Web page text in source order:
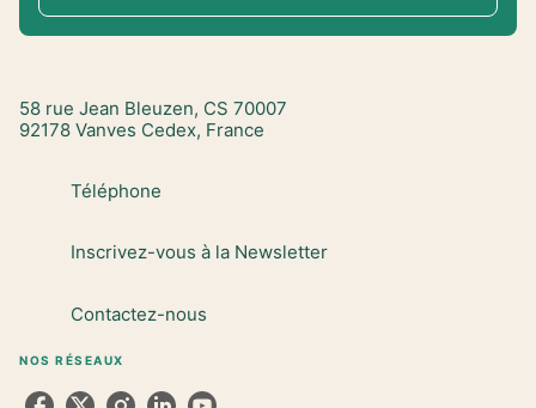
58 rue Jean Bleuzen, CS 70007
92178 Vanves Cedex, France
Téléphone
Inscrivez-vous à la Newsletter
Contactez-nous
NOS RÉSEAUX